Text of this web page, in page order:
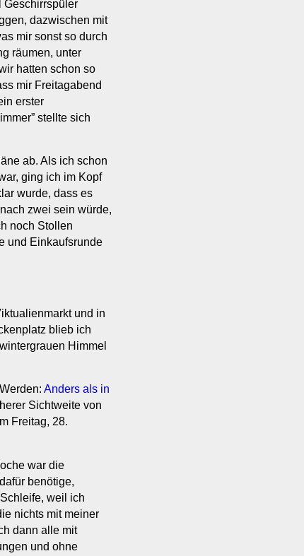
Geschirrspüler
dazwischen mit
mir sonst so durch
räumen, unter
hatten schon so
mir Freitagabend
erster
stellte sich
ab. Als ich schon
ging ich im Kopf
wurde, dass es
zwei sein würde,
noch Stollen
und Einkaufsrunde
und in
blieb ich
Himmel
Anders als in
Sichtweite von
Freitag, 28.
war die
benötige,
weil ich
nichts mit meiner
dann alle mit
und ohne